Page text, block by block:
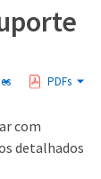
PDFs
com
detalhados